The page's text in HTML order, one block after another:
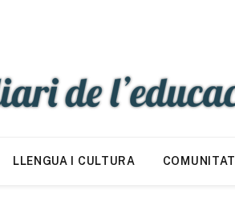
LLENGUA I CULTURA COMUNITAT